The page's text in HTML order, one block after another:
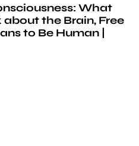
What
the Brain, Free
to Be Human |